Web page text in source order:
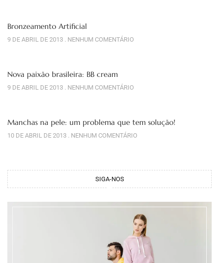
Bronzeamento Artificial
9 DE ABRIL DE 2013 NENHUM COMENTÁRIO
Nova paixão brasileira: BB cream
9 DE ABRIL DE 2013 NENHUM COMENTÁRIO
Manchas na pele: um problema que tem solução!
10 DE ABRIL DE 2013 NENHUM COMENTÁRIO
SIGA-NOS